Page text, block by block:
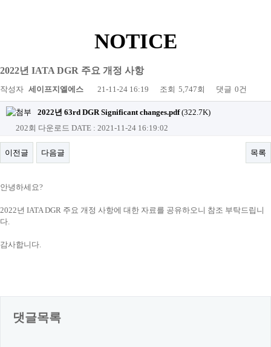
NOTICE
2022년 IATA DGR 주요 개정 사항
작성자 세이프지엘에스 21-11-24 16:19 조회 5,747회 댓글 0건
2022년 63rd DGR Significant changes.pdf(322.7K)
202회 다운로드 DATE : 2021-11-24 16:19:02
이전글 다음글 목록
안녕하세요?
2022년 IATA DGR 주요 개정 사항에 대한 자료를 공유하오니 참조 부탁드립니
다.
감사합니다.
댓글목록